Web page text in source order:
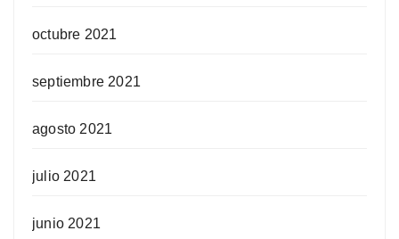
octubre 2021
septiembre 2021
agosto 2021
julio 2021
junio 2021